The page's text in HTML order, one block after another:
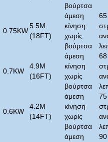
βούρτσα
0.75KW
5.5M
(18FT)
άμεση
κίνηση
χωρίς
βούρτσα
65
0.7KW
4.9M
(16FT)
άμεση
κίνηση
χωρίς
βούρτσα
68
0.6KW
4.2M
(14FT)
άμεση
κίνηση
χωρίς
βούρτσα
75
άμεση
90